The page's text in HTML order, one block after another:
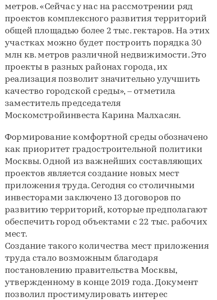
метров. «Сейчас у нас на рассмотрении ряд
проектов комплексного развития территорий
общей площадью более 2 тыс. гектаров. На этих
участках можно будет построить порядка 30
млн кв. метров различной недвижимости. Это
проекты в разных районах города, их
реализация позволит значительно улучшить
качество городской среды», – отметила
заместитель председателя
Москомстройинвеста Карина Малхасян.
Формирование комфортной среды обозначено
как приоритет градостроительной политики
Москвы. Одной из важнейших составляющих
проектов является создание новых мест
приложения труда. Сегодня со столичными
инвесторами заключено 13 договоров по
развитию территорий, которые предполагают
обеспечить город объектами с 22 тыс. рабочих
мест.
Создание такого количества мест приложения
труда стало возможным благодаря
постановлению правительства Москвы,
утвержденному в конце 2019 года. Документ
позволил простимулировать интерес